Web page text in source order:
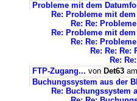
Probleme mit dem
Re: Probleme mit
Re: Re:
Re: Probleme mit
Re: Re:
Re: Re:
Re:
FTP-Zugang... von Det63
Buchungssystem aus der
Re: Buchungssystem